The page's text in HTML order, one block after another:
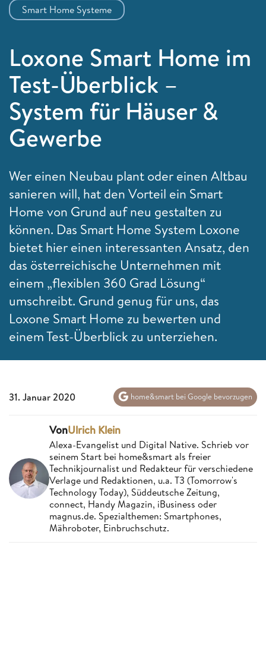
Smart Home Systeme
Loxone Smart Home im
Test-Überblick –
System für Häuser &
Gewerbe
Wer einen Neubau plant oder einen Altbau
sanieren will, hat den Vorteil ein Smart
Home von Grund auf neu gestalten zu
können. Das Smart Home System Loxone
bietet hier einen interessanten Ansatz, den
das österreichische Unternehmen mit
einem „flexiblen 360 Grad Lösung“
umschreibt. Grund genug für uns, das
Loxone Smart Home zu bewerten und
einem Test-Überblick zu unterziehen.
31. Januar 2020 home&smart bei Google bevorzugen
VonUlrich Klein
Alexa-Evangelist und Digital Native. Schrieb vor
seinem Start bei home&smart als freier
Technikjournalist und Redakteur für verschiedene
Verlage und Redaktionen, u.a. T3 (Tomorrow's
Technology Today), Süddeutsche Zeitung,
connect, Handy Magazin, iBusiness oder
magnus.de. Spezialthemen: Smartphones,
Mähroboter, Einbruchschutz.